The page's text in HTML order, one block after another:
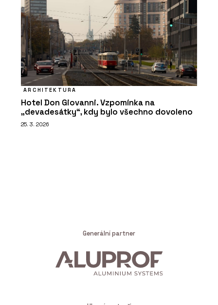
ARCHITEKTURA
Hotel Don Giovanni. Vzpomínka na
„devadesátky“, kdy bylo všechno dovoleno
25. 3. 2026
Generální partner